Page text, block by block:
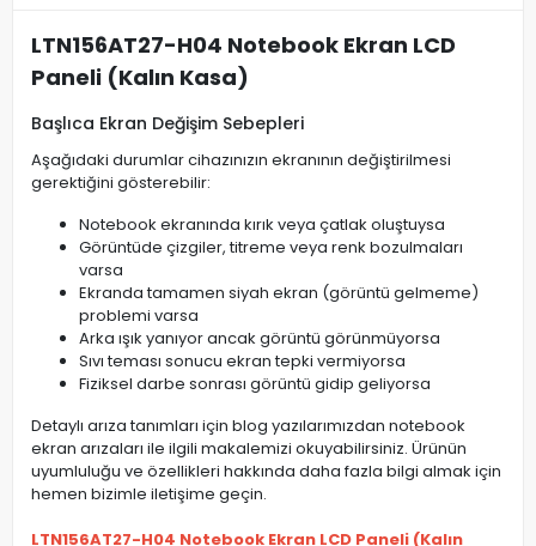
LTN156AT27-H04 Notebook Ekran LCD
Paneli (Kalın Kasa)
Başlıca Ekran Değişim Sebepleri
Aşağıdaki durumlar cihazınızın ekranının değiştirilmesi
gerektiğini gösterebilir:
Notebook ekranında kırık veya çatlak oluştuysa
Görüntüde çizgiler, titreme veya renk bozulmaları
varsa
Ekranda tamamen siyah ekran (görüntü gelmeme)
problemi varsa
Arka ışık yanıyor ancak görüntü görünmüyorsa
Sıvı teması sonucu ekran tepki vermiyorsa
Fiziksel darbe sonrası görüntü gidip geliyorsa
Detaylı arıza tanımları için blog yazılarımızdan notebook
ekran arızaları ile ilgili makalemizi okuyabilirsiniz. Ürünün
uyumluluğu ve özellikleri hakkında daha fazla bilgi almak için
hemen bizimle iletişime geçin.
LTN156AT27-H04 Notebook Ekran LCD Paneli (Kalın